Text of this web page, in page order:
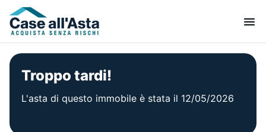
Troppo tardi!
L'asta di questo immobile è stata il 12/05/2026